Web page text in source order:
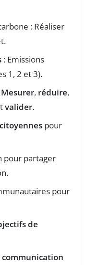
: Réaliser
: Emissions
1, 2 et 3).
Mesurer, réduire,
valider.
pour
pour partager
pour
de
communication